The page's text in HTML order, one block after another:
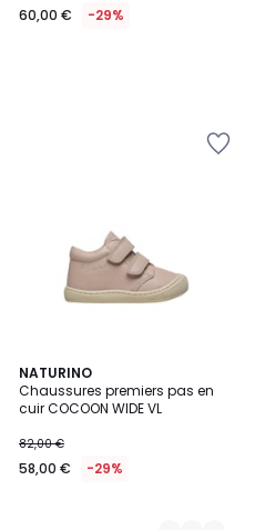
60,00 € -29%
NATURINO
Chaussures premiers pas en
cuir COCOON WIDE VL
82,00 €
58,00 € -29%
2
Couleurs